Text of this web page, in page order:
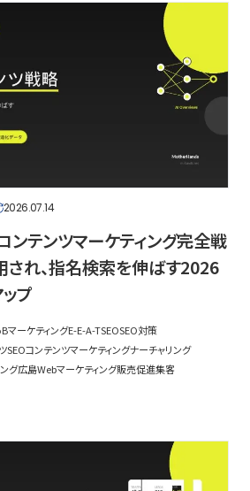
2026.07.14
テンツマーケティング完全戦
れ、指名検索を伸ばす2026
プ
マーケティングE-E-A-TSEOSEO対策
SEOコンテンツマーケティングナーチャリング
グ広島Webマーケティング販売促進集客